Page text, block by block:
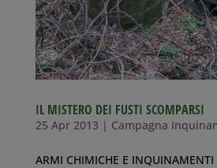
IL MISTERO DEI FUSTI SCOMPARSI
25 Apr 2013 | Campagna
ARMI CHIMICHE E INQUINAMENTI